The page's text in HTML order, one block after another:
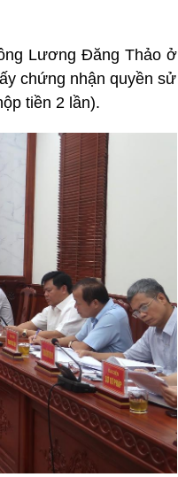
Lương Đăng Thảo ở
chứng nhận quyền sử
tiền 2 lần).